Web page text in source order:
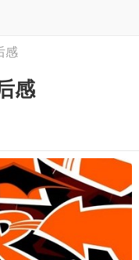
感
感